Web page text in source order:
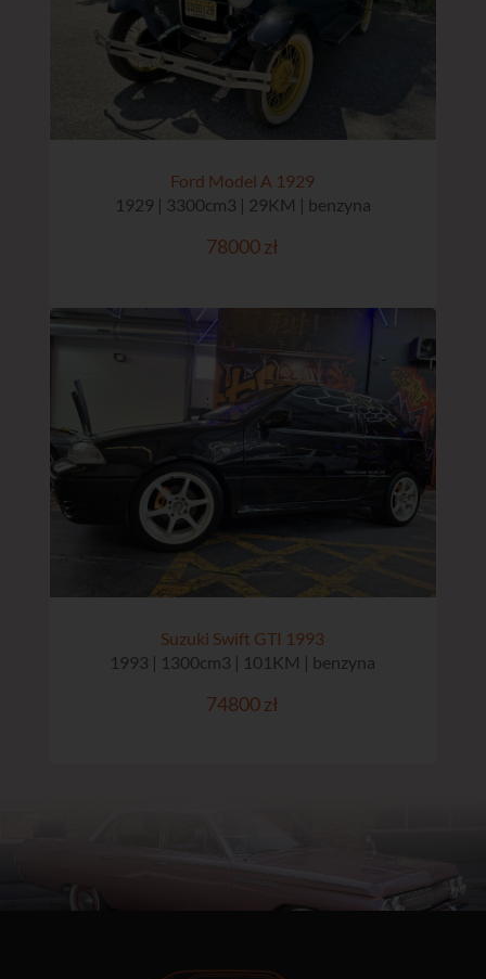
Ford Model A 1929
1929 | 3300cm3 | 29KM | benzyna
78000 zł
Suzuki Swift GTI 1993
1993 | 1300cm3 | 101KM | benzyna
74800 zł